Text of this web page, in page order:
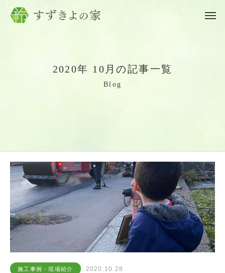
2020年 1 0 月の記事一覧
Bl og
施工事例・現場紹介 2020.10.28